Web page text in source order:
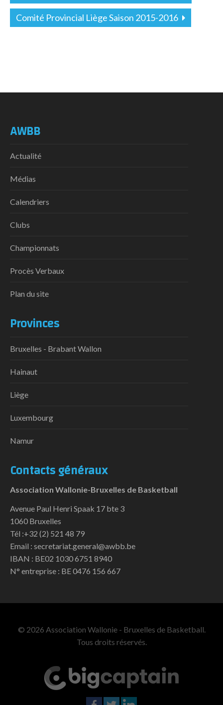
Comité Provincial Liège Saison 2015-2016
AWBB
Actualité
Médias
Calendriers
Clubs
Championnats
Procès Verbaux
Plan du site
Provinces
Bruxelles - Brabant Wallon
Hainaut
Liège
Luxembourg
Namur
Contacts généraux
Association Wallonie-Bruxelles de Basketball
Avenue Paul Henri Spaak 17 bte 3
1060 Bruxelles
Tél :+32 (2) 521 48 79
Email : secretariat.general@awbb.be
IBAN : BE02 1030 6751 8940
N° entreprise : BE 0476 156 667
© 2026 Association Wallonie - Bruxelles de Basketball.
Tous droits réservés.